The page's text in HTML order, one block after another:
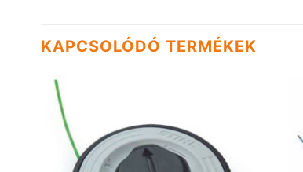
KAPCSOLÓDÓ TERMÉKEK